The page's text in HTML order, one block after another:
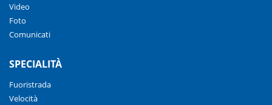
Video
Foto
Comunicati
SPECIALITÀ
Fuoristrada
Velocità